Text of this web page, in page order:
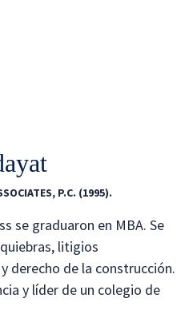
P.C. (1995).
se graduaron en MBA. Se
litigios
derecho de la construcción.
y líder de un colegio de